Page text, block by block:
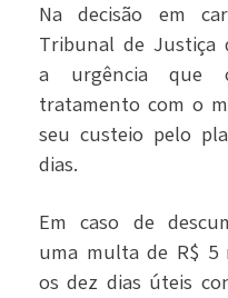
Na decisão em
Tribunal de Justiça
a urgência que
tratamento com o
seu custeio pelo
dias.
Em caso de
uma multa de R$
os dez dias úteis